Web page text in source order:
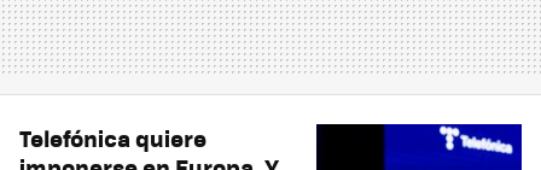
Telefónica quiere